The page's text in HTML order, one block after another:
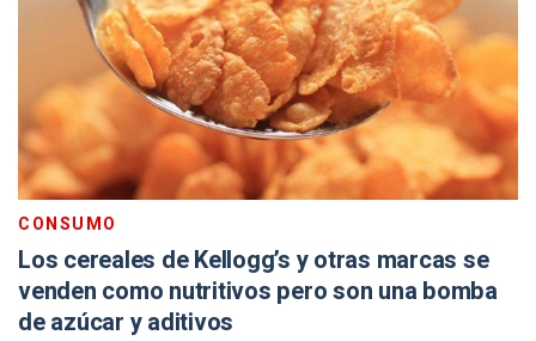
CONSUMO
Los cereales de Kellogg’s y otras marcas se
venden como nutritivos pero son una bomba
de azúcar y aditivos